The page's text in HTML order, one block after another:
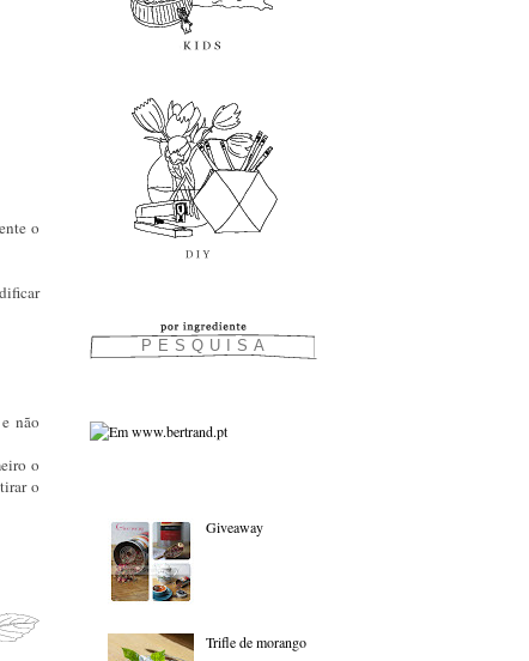
o
não
o
o
Giveaway
Trifle de morango